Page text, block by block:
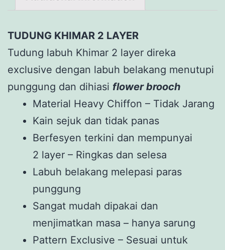
TUDUNG KHIMAR 2 LAYER
Tudung labuh Khimar 2 layer direka
exclusive dengan labuh belakang menutupi
punggung dan dihiasi flower brooch
Material Heavy Chiffon – Tidak Jarang
Kain sejuk dan tidak panas
Berfesyen terkini dan mempunyai
2 layer – Ringkas dan selesa
Labuh belakang melepasi paras
punggung
Sangat mudah dipakai dan
menjimatkan masa – hanya sarung
Pattern Exclusive – Sesuai untuk